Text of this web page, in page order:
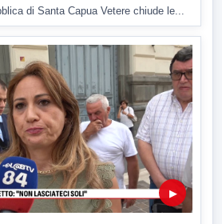
di Santa Capua Vetere chiude le...
▶